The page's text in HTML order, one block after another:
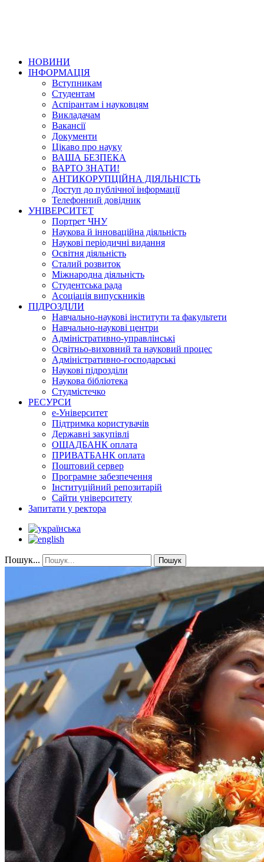
НОВИНИ
ІНФОРМАЦІЯ
Вступникам
Студентам
Аспірантам і науковцям
Викладачам
Вакансії
Документи
Цікаво про науку
ВАША БЕЗПЕКА
ВАРТО ЗНАТИ!
АНТИКОРУПЦІЙНА ДІЯЛЬНІСТЬ
Доступ до публічної інформації
Телефонний довідник
УНІВЕРСИТЕТ
Портрет ЧНУ
Наукова й інноваційна діяльність
Наукові періодичні видання
Освітня діяльність
Сталий розвиток
Міжнародна діяльність
Студентська рада
Асоціація випускників
ПІДРОЗДІЛИ
Навчально-наукові інститути та факультети
Навчально-наукові центри
Адміністративно-управлінські
Освітньо-виховний та науковий процес
Адміністративно-господарські
Наукові підрозділи
Наукова бібліотека
Студмістечко
РЕСУРСИ
е-Університет
Підтримка користувачів
Державні закупівлі
ОЩАДБАНК оплата
ПРИВАТБАНК оплата
Поштовий сервер
Програмне забезпечення
Інституційний репозитарій
Сайти університету
Запитати у ректора
Пошук... Пошук